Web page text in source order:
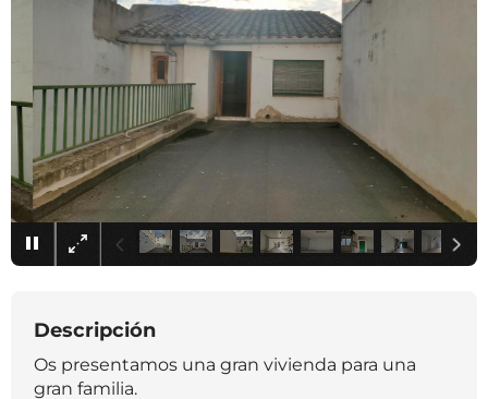
×
Descripción
Os presentamos una gran vivienda para una
gran familia.